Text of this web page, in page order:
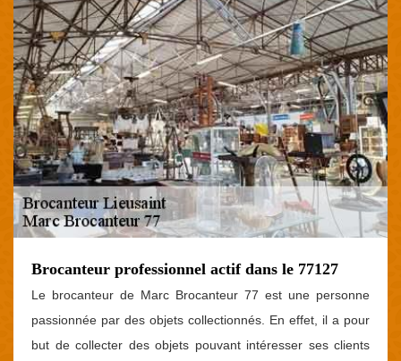
Brocanteur professionnel actif dans le 77127
Le brocanteur de Marc Brocanteur 77 est une personne
passionnée par des objets collectionnés. En effet, il a pour
but de collecter des objets pouvant intéresser ses clients